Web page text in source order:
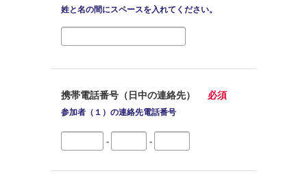
姓と名の間にスペースを入れてください。
携帯電話番号（日中の連絡先） 必須
参加者（１）の連絡先電話番号
- -